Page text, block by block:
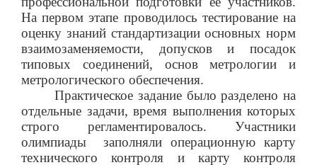
На первом этапе проводилось тестирование на
оценку знаний стандартизации основных норм
взаимозаменяемости, допусков и посадок
типовых соединений, основ метрологии и
метрологического обеспечения.
Практическое задание было разделено на
отдельные задачи, время выполнения которых
строго регламентировалось. Участники
олимпиады
заполняли операционную карту
технического контроля и карту контроля